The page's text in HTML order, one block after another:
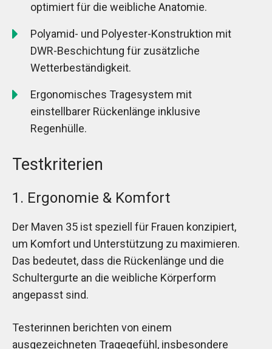
optimiert für die weibliche Anatomie.
Polyamid- und Polyester-Konstruktion mit
DWR-Beschichtung für zusätzliche
Wetterbeständigkeit.
Ergonomisches Tragesystem mit
einstellbarer Rückenlänge inklusive
Regenhülle.
Testkriterien
1. Ergonomie & Komfort
Der Maven 35 ist speziell für Frauen konzipiert,
um Komfort und Unterstützung zu maximieren.
Das bedeutet, dass die Rückenlänge und die
Schultergurte an die weibliche Körperform
angepasst sind.
Testerinnen berichten von einem
ausgezeichneten Tragegefühl, insbesondere